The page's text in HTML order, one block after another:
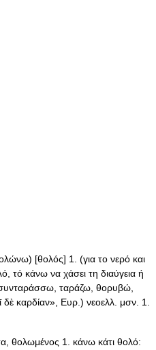
[θολός] 1. (για το νερό και
τό κάνω να χάσει τη διαύγεια ή
ταράζω, θορυβώ,
καρδίαν», Ευρ.) νεοελλ. μσν. 1.
θολωμένος 1. κάνω κάτι θολό: